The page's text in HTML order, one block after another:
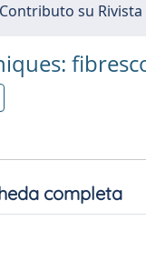
su Rivista
completa